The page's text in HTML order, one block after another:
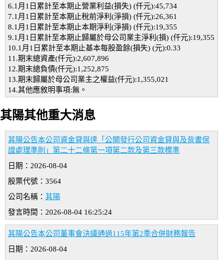
6.1月1日累計至本期止營業利益(損失) (仟元):45,734
7.1月1日累計至本期止稅前淨利(淨損) (仟元):26,361
8.1月1日累計至本期止本期淨利(淨損) (仟元):19,355
9.1月1日累計至本期止歸屬於母公司業主淨利(損) (仟元):19,355
10.1月1日累計至本期止基本每股盈餘(損失) (元):0.33
11.期末總資產(仟元):2,607,896
12.期末總負債(仟元):1,252,875
13.期末歸屬於母公司業主之權益(仟元):1,355,021
14.其他應敘明事項:無。
其陽其他重大消息
其陽公告本公司資金貸與達「公開發行公司資金貸與及背書保
證處理準則」第二十二條第一項第二款及第三款標準
日期：2026-08-04
股票代號：3564
公司名稱： 其陽
發言時間：2026-08-04 16:25:24
其陽公告本公司董事會決議通過115年第2季合併財務報告
日期：2026-08-04